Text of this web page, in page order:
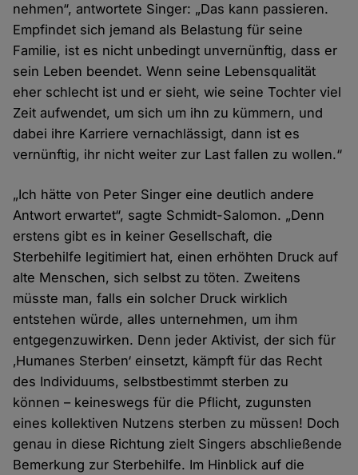
nehmen“, antwortete Singer: „Das kann passieren.
Empfindet sich jemand als Belastung für seine
Familie, ist es nicht unbedingt unvernünftig, dass er
sein Leben beendet. Wenn seine Lebensqualität
eher schlecht ist und er sieht, wie seine Tochter viel
Zeit aufwendet, um sich um ihn zu kümmern, und
dabei ihre Karriere vernachlässigt, dann ist es
vernünftig, ihr nicht weiter zur Last fallen zu wollen.“
„Ich hätte von Peter Singer eine deutlich andere
Antwort erwartet“, sagte Schmidt-Salomon. „Denn
erstens gibt es in keiner Gesellschaft, die
Sterbehilfe legitimiert hat, einen erhöhten Druck auf
alte Menschen, sich selbst zu töten. Zweitens
müsste man, falls ein solcher Druck wirklich
entstehen würde, alles unternehmen, um ihm
entgegenzuwirken. Denn jeder Aktivist, der sich für
‚Humanes Sterben‘ einsetzt, kämpft für das Recht
des Individuums, selbstbestimmt sterben zu
können – keineswegs für die Pflicht, zugunsten
eines kollektiven Nutzens sterben zu müssen! Doch
genau in diese Richtung zielt Singers abschließende
Bemerkung zur Sterbehilfe. Im Hinblick auf die